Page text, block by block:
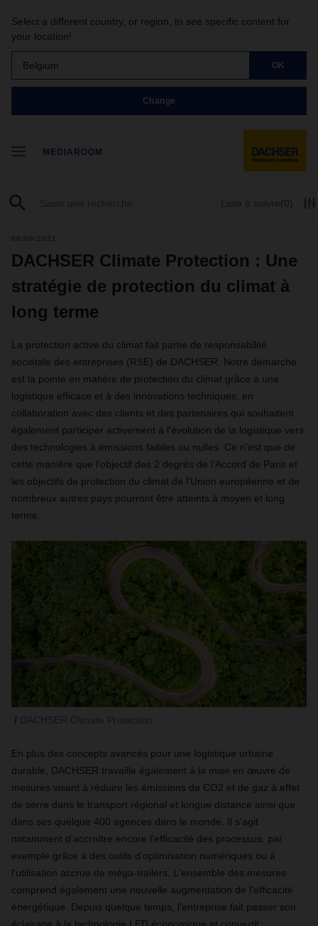
Select a different country, or region, to see specific content for
your location!
Belgium OK
Change
MEDIAROOM
Liste à suivre(0)
06/09/2021
DACHSER Climate Protection : Une
stratégie de protection du climat à
long terme
La protection active du climat fait partie de responsabilité
sociétale des entreprises (RSE) de DACHSER. Notre démarche
est la pointe en matière de protection du climat grâce à une
logistique efficace et à des innovations techniques, en
collaboration avec des clients et des partenaires qui souhaitent
également participer activement à l'évolution de la logistique vers
des technologies à émissions faibles ou nulles. Ce n'est que de
cette manière que l'objectif des 2 degrés de l'Accord de Paris et
les objectifs de protection du climat de l'Union européenne et de
nombreux autres pays pourront être atteints à moyen et long
terme.
En plus des concepts avancés pour une logistique urbaine
durable, DACHSER travaille également à la mise en œuvre de
mesures visant à réduire les émissions de CO2 et de gaz à effet
de serre dans le transport régional et longue distance ainsi que
dans ses quelque 400 agences dans le monde. Il s'agit
notamment d'accroître encore l'efficacité des processus, par
exemple grâce à des outils d'optimisation numériques ou à
l'utilisation accrue de méga-trailers. L'ensemble des mesures
comprend également une nouvelle augmentation de l'efficacité
énergétique. Depuis quelque temps, l'entreprise fait passer son